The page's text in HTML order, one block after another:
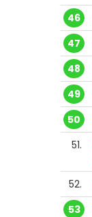
46
47
48
49
50
51.
52.
53